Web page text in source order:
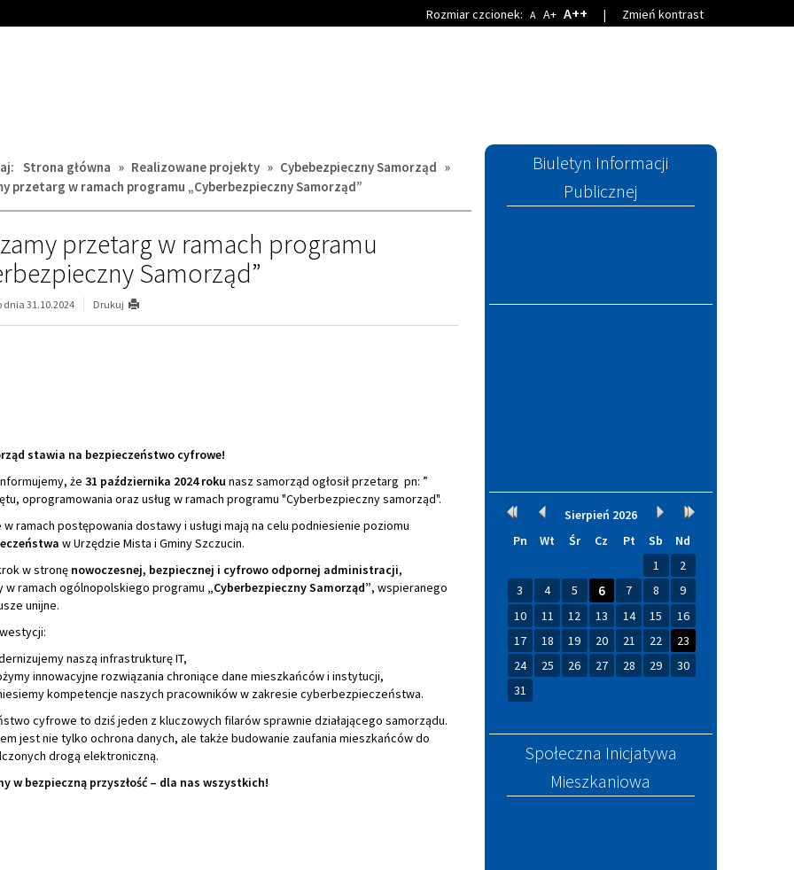
Rozmiar czcionek: A A+ A++ | Zmień kontrast
Strona główna » Realizowane projekty » Cybebezpieczny Samorząd »
przetarg w ramach programu „Cyberbezpieczny Samorząd”
przetarg w ramach programu
Samorząd”
dnia 31.10.2024 Drukuj
stawia na bezpieczeństwo cyfrowe!
że 31 października 2024 roku nasz samorząd ogłosił przetarg pn: ”
oprogramowania oraz usług w ramach programu "Cyberbezpieczny samorząd".
ramach postępowania dostawy i usługi mają na celu podniesienie poziomu
w Urzędzie Mista i Gminy Szczucin.
w stronę nowoczesnej, bezpiecznej i cyfrowo odpornej administracji,
w ramach ogólnopolskiego programu „Cyberbezpieczny Samorząd”, wspieranego
unijne.
naszą infrastrukturę IT,
innowacyjne rozwiązania chroniące dane mieszkańców i instytucji,
kompetencje naszych pracowników w zakresie cyberbezpieczeństwa.
cyfrowe to dziś jeden z kluczowych filarów sprawnie działającego samorządu.
jest nie tylko ochrona danych, ale także budowanie zaufania mieszkańców do
drogą elektroniczną.
w bezpieczną przyszłość – dla nas wszystkich!
Biuletyn Informacji
Publicznej
Kalendarium
Rok
Miesiąc
wcześniej
Sierpień 2026
Miesiąc
Rok
Pn Wt Śr Cz Pt Sb
Nd
1
2
3
4 5 6 7 8
9
10
11 12 13 14 15
16
17
18 19 20 21 22
23
24
25 26 27 28 29
30
31
Społeczna Inicjatywa
Mieszkaniowa